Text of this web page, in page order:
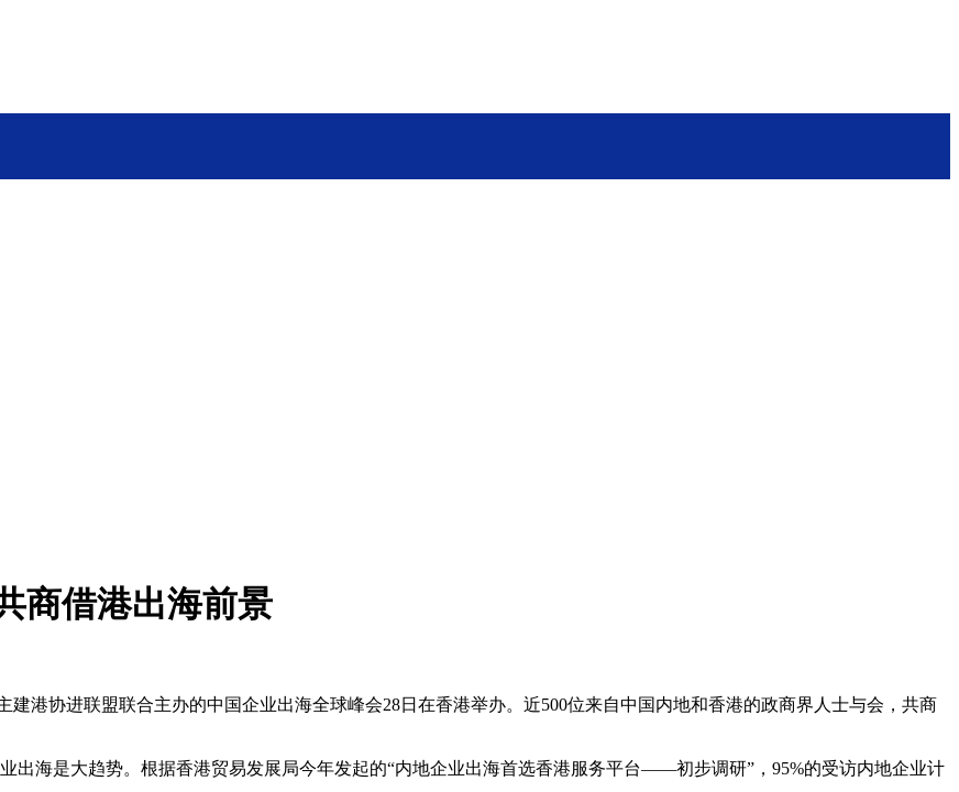
商借港出海前景
协进联盟联合主办的中国企业出海全球峰会28日在香港举办。近500位来自中国内地和香港的政商界人士与会，共商
海是大趋势。根据香港贸易发展局今年发起的“内地企业出海首选香港服务平台——初步调研”，95%的受访内地企业计